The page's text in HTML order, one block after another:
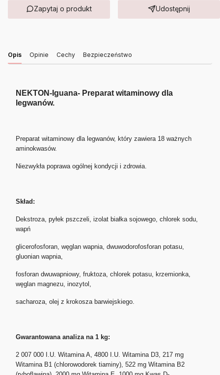
Zapytaj o produkt Udostępnij
Opis Opinie Cechy Bezpieczeństwo
NEKTON-Iguana- Preparat witaminowy dla
legwanów.
Preparat witaminowy dla legwanów, który zawiera 18 ważnych
aminokwasów.
Niezwykła poprawa ogólnej kondycji i zdrowia.
Skład:
Dekstroza, pyłek pszczeli, izolat białka sojowego, chlorek sodu,
wapń
glicerofosforan, węglan wapnia, dwuwodorofosforan potasu,
gluonian wapnia,
fosforan dwuwapniowy, fruktoza, chlorek potasu, krzemionka,
węglan magnezu, inozytol,
sacharoza, olej z krokosza barwiejskiego.
Gwarantowana analiza na 1 kg:
2 007 000 I.U. Witamina A, 4800 I.U. Witamina D3, 217 mg
Witamina B1 (chlorowodorek tiaminy), 522 mg Witamina B2